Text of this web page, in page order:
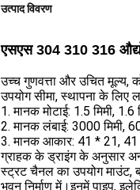
उत्पाद विवरण
एसएस 304 310 316
उच्च गुणवत्ता और उचित मूल्य,
उपयोग सीमा, स्थापना के लिए
1. मानक मोटाई: 1.5 मिमी, 1.6
2. मानक लंबाई: 3000 मिमी,
3. मानक आकार: 41 * 21,
ग्राहक के ड्राइंग के अनुसार
स्ट्रट चैनल का उपयोग माउंट,
भवन निर्माण में।इनमें पाइप,